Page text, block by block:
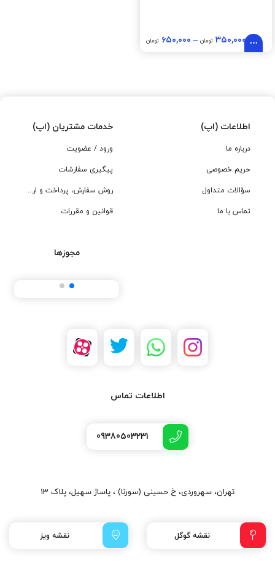
۳۵۰,۰۰۰ تومان– ۶۵۰,۰۰۰ تومان
اطلاعات (اپ)
درباره ما
حریم خصوصی
سؤالات متداول
تماس با ما
خدمات مشتریان (اپ)
ورود / عضویت
پیگیری سفارشات
روش سفارش، پرداخت و ارسال
قوانین و مقررات
مجوزها
اطلاعات تماس
09380503231
تهران، سهروردی، خ حسینی (سورنا) ، پاساژ سهیل، پلاک 13
نقشه گوگل نقشه ویز